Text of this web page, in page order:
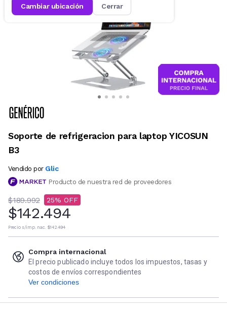
cambiar ubicación cerrar
Soporte de refrigeracion para laptop YICOSUN
B3
Vendido por Glic
Producto de nuestra red de proveedores
$189.992 25
$142.494
Precio s/imp. nac. $142.494
Compra internacional
El precio publicado incluye todos los impuestos, tasas y
costos de envíos correspondientes
Ver condiciones